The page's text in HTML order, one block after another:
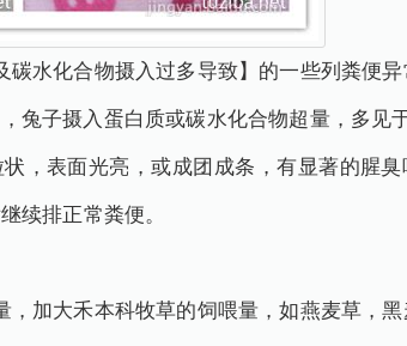
碳水化合物摄入过多导致】的一些列粪便异
兔子摄入蛋白质或碳水化合物超量，多见
状，表面光亮，或成团成条，有显著的腥
续排正常粪便。
加大禾本科牧草的饲喂量，如燕麦草，黑